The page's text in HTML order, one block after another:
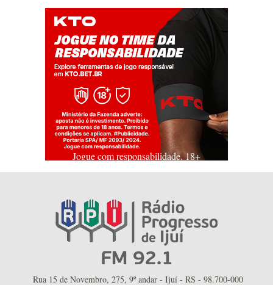
Jogue com responsabilidade. 18+
Rua 15 de Novembro, 275, 9º andar - Ijuí - RS - 98.700-000